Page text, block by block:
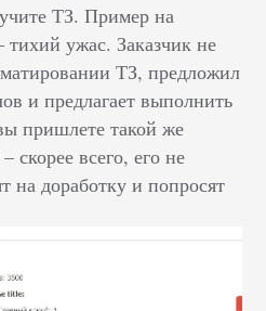
ТЗ. Пример на
тихий ужас. Заказчик не
ТЗ, предложил
и предлагает выполнить
пришлете такой же
скорее всего, его не
на доработку и попросят